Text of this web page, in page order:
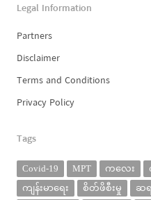
Legal Information
Partners
Disclaimer
Terms and Conditions
Privacy Policy
Tags
Covid-19 MPT ကလေး
ကျန်းမာရေး
စိတ်ဖိစီးမှု ဆ